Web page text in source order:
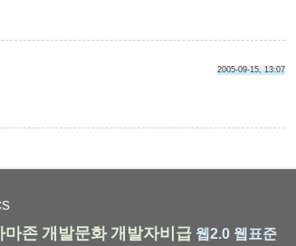
2005-09-15, 13:07
마존 개발문화 개발자비급 웹2.0 웹표준